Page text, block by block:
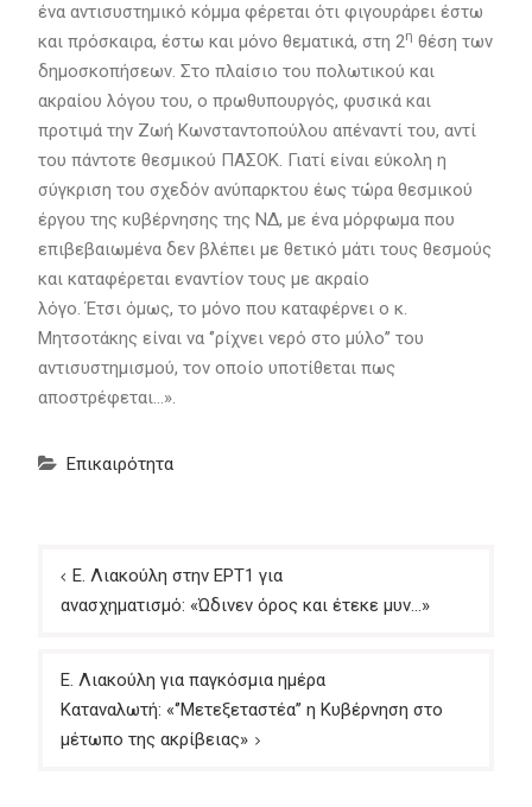
ένα αντισυστημικό κόμμα φέρεται ότι φιγουράρει έστω
και πρόσκαιρα, έστω και μόνο θεματικά, στη 2η θέση των
δημοσκοπήσεων. Στο πλαίσιο του πολωτικού και
ακραίου λόγου του, ο πρωθυπουργός, φυσικά και
προτιμά την Ζωή Κωνσταντοπούλου απέναντί του, αντί
του πάντοτε θεσμικού ΠΑΣΟΚ. Γιατί είναι εύκολη η
σύγκριση του σχεδόν ανύπαρκτου έως τώρα θεσμικού
έργου της κυβέρνησης της ΝΔ, με ένα μόρφωμα που
επιβεβαιωμένα δεν βλέπει με θετικό μάτι τους θεσμούς
και καταφέρεται εναντίον τους με ακραίο
λόγο. Έτσι όμως, το μόνο που καταφέρνει ο κ.
Μητσοτάκης είναι να ‘’ρίχνει νερό στο μύλο’’ του
αντισυστημισμού, τον οποίο υποτίθεται πως
αποστρέφεται…».
Επικαιρότητα
Πλοήγηση
άρθρων
Ε. Λιακούλη στην ΕΡΤ1 για
ανασχηματισμό: «Ώδινεν όρος και έτεκε μυν…»
Ε. Λιακούλη για παγκόσμια ημέρα
Καταναλωτή: «‘’Μετεξεταστέα’’ η Κυβέρνηση στο
μέτωπο της ακρίβειας»